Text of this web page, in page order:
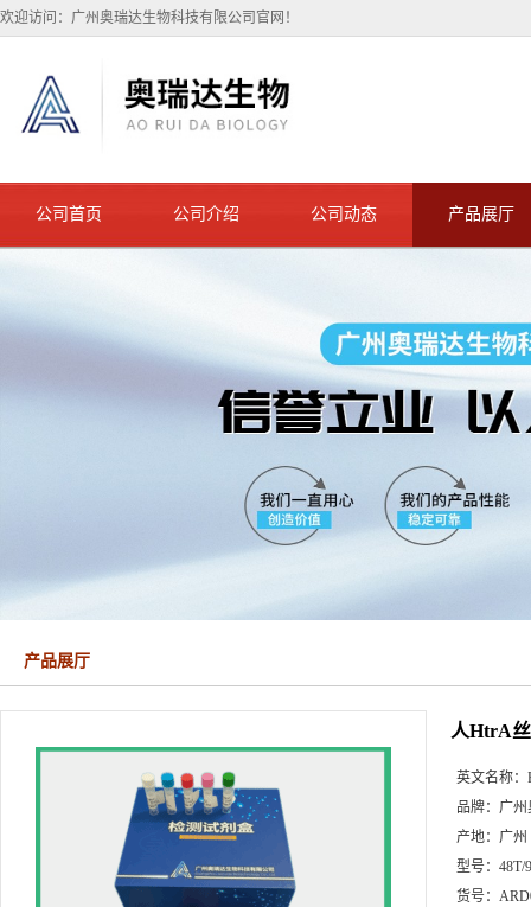
欢迎访问：广州奥瑞达生物科技有限公司官网！
公司首页 公司介绍 公司动态 产品展厅
产品展厅
人HtrA
英文名称：
品牌： 广州
产地： 广州
型号： 48T/
货号：